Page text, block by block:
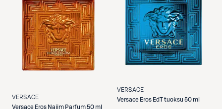
VERSACE
Versace Eros Najim Parfum 50 ml
VERSACE
Versace Eros EdT tuoksu 50 ml